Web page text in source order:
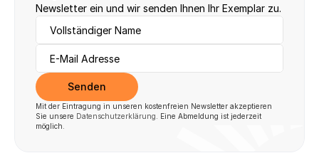
Newsletter ein und wir senden Ihnen Ihr Exemplar zu.
Senden
Mit der Eintragung in unseren kostenfreien Newsletter akzeptieren
Sie unsere Datenschutzerklärung . Eine Abmeldung ist jederzeit
möglich.